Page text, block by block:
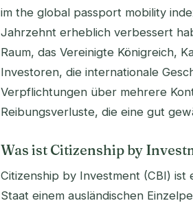
im the global passport mobility
Jahrzehnt erheblich verbessert
Raum, das Vereinigte Königreich,
Investoren, die internationale
Verpflichtungen über mehrere
Reibungsverluste, die eine gut
Was ist Citizenship by
Citizenship by Investment (CBI)
Staat einem ausländischen